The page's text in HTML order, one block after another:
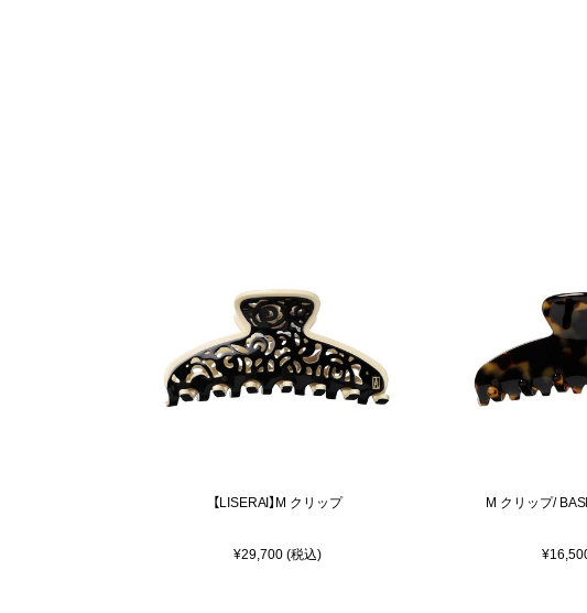
【LISERAI】M クリップ
¥29,700 (税込)
M クリップ/